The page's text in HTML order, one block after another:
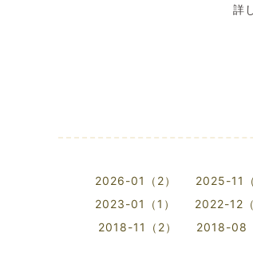
詳
2026-01（2） 2025-11（
2023-01（1）
2022-12（
2018-11（2）
2018-08